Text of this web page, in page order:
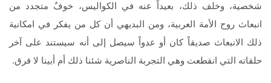
شخصية، وخلف ذلك، بعيداً عنه في الكواليس، خوفٌ متجدد من
انبعاث روح الأمة العربية، ومن البديهي أن كل من يفكر في امكانية
ذلك الانبعاث صديقاً كان أو عدواً سيصل إلى أنه سيستند على آخر
حلقاته التي انقطعت وهي التجربة الناصرية شئنا ذلك أم أبينا لا فرق.